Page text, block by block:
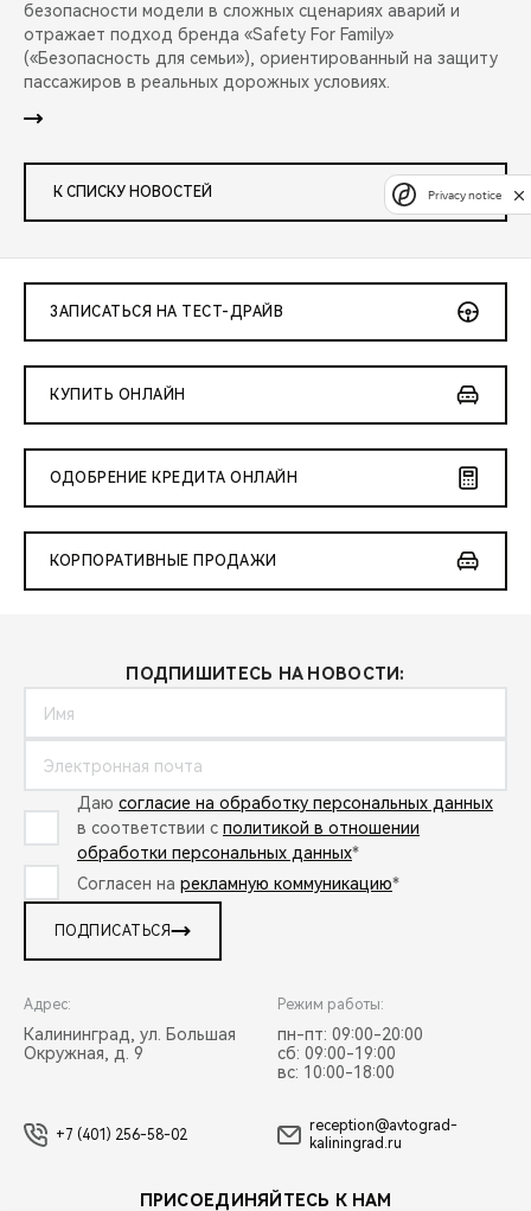
безопасности модели в сложных сценариях аварий и
отражает подход бренда «Safety For Family»
(«Безопасность для семьи»), ориентированный на защиту
пассажиров в реальных дорожных условиях.
К СПИСКУ НОВОСТЕЙ
ЗАПИСАТЬСЯ НА ТЕСТ-ДРАЙВ
КУПИТЬ ОНЛАЙН
ОДОБРЕНИЕ КРЕДИТА ОНЛАЙН
КОРПОРАТИВНЫЕ ПРОДАЖИ
ПОДПИШИТЕСЬ НА НОВОСТИ:
Даю согласие на обработку персональных данных
в соответствии с политикой в отношении
обработки персональных данных*
Согласен на рекламную коммуникацию*
ПОДПИСАТЬСЯ
Адрес:
Калининград, ул. Большая
Окружная, д. 9
Режим работы:
пн-пт: 09:00-20:00
сб: 09:00-19:00
вс: 10:00-18:00
+7 (401) 256-58-02
reception@avtograd-
kaliningrad.ru
ПРИСОЕДИНЯЙТЕСЬ К НАМ
Privacy notice